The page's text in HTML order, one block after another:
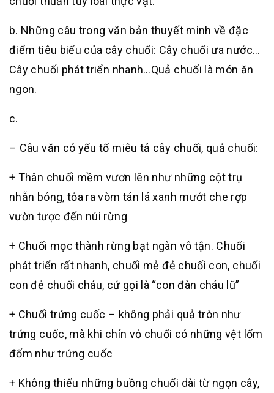
b. Những câu trong văn bản thuyết minh về đặc
điểm tiêu biểu của cây chuối: Cây chuối ưa nước…
Cây chuối phát triển nhanh…Quả chuối là món ăn
ngon.
c.
– Câu văn có yếu tố miêu tả cây chuối, quả chuối:
+ Thân chuối mềm vươn lên như những cột trụ
nhẵn bóng, tỏa ra vòm tán lá xanh mướt che rợp
vườn tược đến núi rừng
+ Chuối mọc thành rừng bạt ngàn vô tận. Chuối
phát triển rất nhanh, chuối mẻ đẻ chuối con, chuối
con đẻ chuối cháu, cứ gọi là “con đàn cháu lũ”
+ Chuối trứng cuốc – không phải quả tròn như
trứng cuốc, mà khi chín vỏ chuối có những vệt lốm
đốm như trứng cuốc
+ Không thiếu những buồng chuối dài từ ngọn cây,